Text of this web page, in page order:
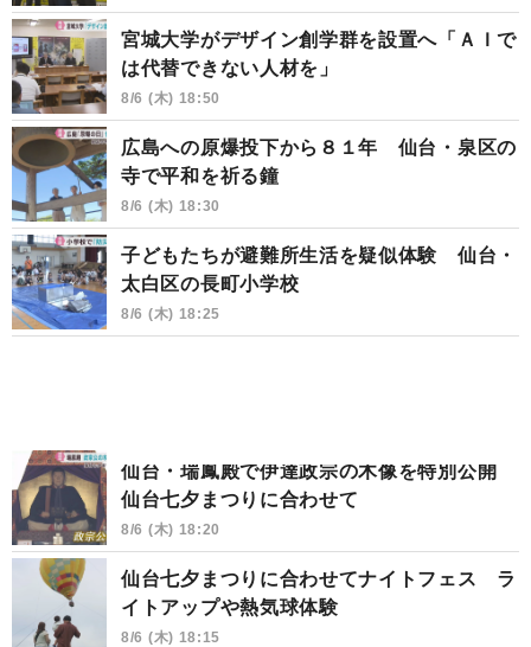
宮城大学がデザイン創学群を設置へ「ＡＩで
は代替できない人材を」
8/6 (木) 18:50
広島への原爆投下から８１年 仙台・泉区の
寺で平和を祈る鐘
8/6 (木) 18:30
子どもたちが避難所生活を疑似体験 仙台・
太白区の長町小学校
8/6 (木) 18:25
仙台・瑞鳳殿で伊達政宗の木像を特別公開
仙台七夕まつりに合わせて
8/6 (木) 18:20
仙台七夕まつりに合わせてナイトフェス ラ
イトアップや熱気球体験
8/6 (木) 18:15